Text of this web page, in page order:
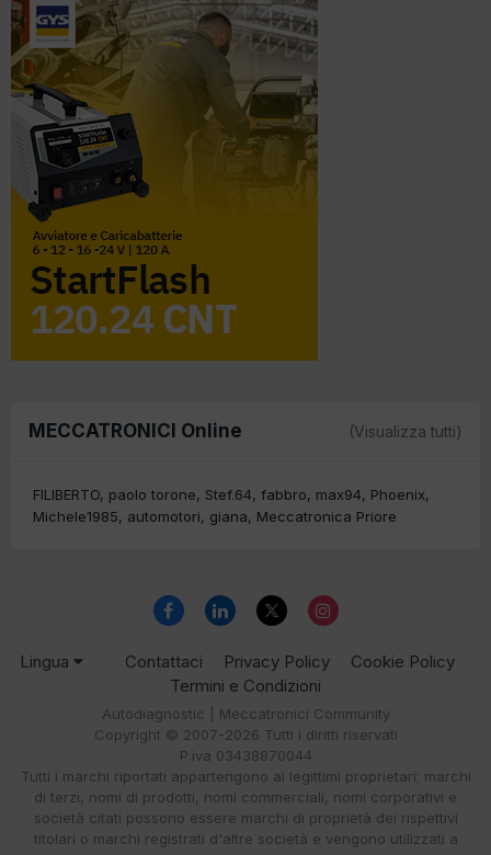
MECCATRONICI Online (Visualizza tutti)
FILIBERTO paolo torone Stef.64 fabbro max94
Phoenix
Michele1985
automotori giana Meccatronica Priore
Lingua Contattaci Privacy Policy
Cookie Policy
Termini e Condizioni
Autodiagnostic | Meccatronici Community
Copyright © 2007-2026 Tutti i diritti riservati
P.iva 03438870044
Tutti i marchi riportati appartengono ai legittimi proprietari; marchi
di terzi, nomi di prodotti, nomi commerciali, nomi corporativi e
società citati possono essere marchi di proprietà dei rispettivi
titolari o marchi registrati d'altre società e vengono utilizzati a